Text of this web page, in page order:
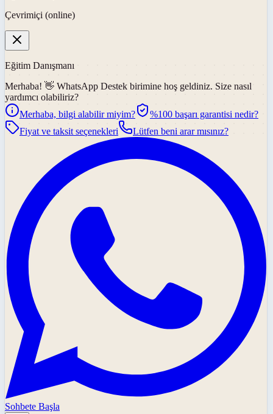
Çevrimiçi (online)
Eğitim Danışmanı
Merhaba! 👋 WhatsApp Destek birimine hoş geldiniz. Size nasıl
yardımcı olabiliriz?
Merhaba, bilgi alabilir miyim?
%100 başarı garantisi nedir?
Fiyat ve taksit seçenekleri
Lütfen beni arar mısınız?
Sohbete Başla